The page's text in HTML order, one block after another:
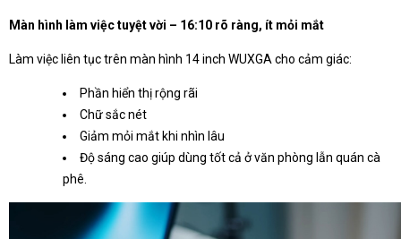
Màn hình làm việc tuyệt vời – 16:10 rõ ràng, ít mỏi mắt
Làm việc liên tục trên màn hình 14 inch WUXGA cho cảm giác:
Phần hiển thị rộng rãi
Chữ sắc nét
Giảm mỏi mắt khi nhìn lâu
Độ sáng cao giúp dùng tốt cả ở văn phòng lẫn quán cà
phê.